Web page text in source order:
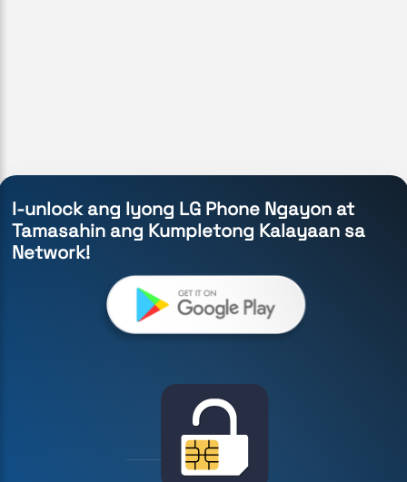
I-unlock ang Iyong LG Phone Ngayon at
Tamasahin ang Kumpletong Kalayaan sa
Network!